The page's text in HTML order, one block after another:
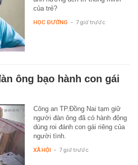
của trẻ?
HỌC ĐƯỜNG - 7 giờ trước
ông bạo hành con gái
Công an TP.Đồng Nai tạm giữ
người đàn ông đã có hành động
dùng roi đánh con gái riêng của
người tình.
XÃ HỘI - 7 giờ trước